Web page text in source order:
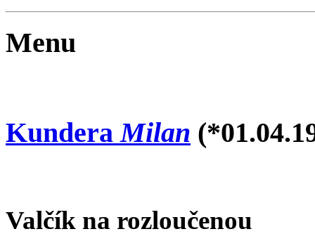
Menu
Kundera Milan
Valčík na rozloučenou